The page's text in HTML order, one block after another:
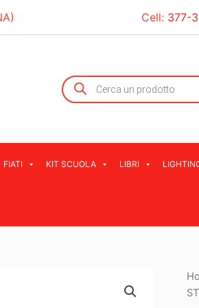
Cell: 377-
Products
search
FIATI KIT SCUOLA LIBRI